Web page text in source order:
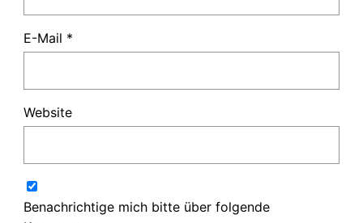
E-Mail *
Website
Benachrichtige mich bitte über folgende